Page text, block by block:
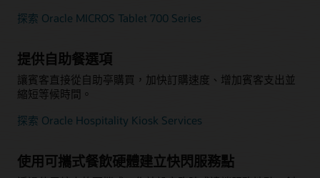
探索 Oracle MICROS Tablet 700 Series
提供自助餐選項
讓賓客直接從自助亭購買，加快訂購速度、增加賓客支出並
縮短等候時間。
探索 Oracle Hospitality Kiosk Services
使用可攜式餐飲硬體建立快閃服務點